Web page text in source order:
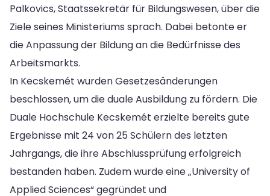
Palkovics, Staatssekretär für Bildungswesen, über die
Ziele seines Ministeriums sprach. Dabei betonte er
die Anpassung der Bildung an die Bedürfnisse des
Arbeitsmarkts.
In Kecskemét wurden Gesetzesänderungen
beschlossen, um die duale Ausbildung zu fördern. Die
Duale Hochschule Kecskemét erzielte bereits gute
Ergebnisse mit 24 von 25 Schülern des letzten
Jahrgangs, die ihre Abschlussprüfung erfolgreich
bestanden haben. Zudem wurde eine „University of
Applied Sciences“ gegründet und